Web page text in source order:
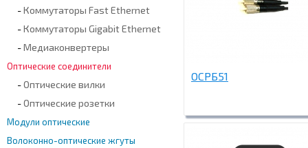
-Коммутаторы Fast Ethernet
-Коммутаторы Gigabit Ethernet
-Медиаконвертеры
Оптические соединители
-Оптические вилки
-Оптические розетки
Модули оптические
Волоконно-оптические жгуты
ОСРБ51